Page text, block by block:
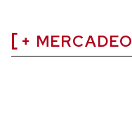
+ MERCADEO